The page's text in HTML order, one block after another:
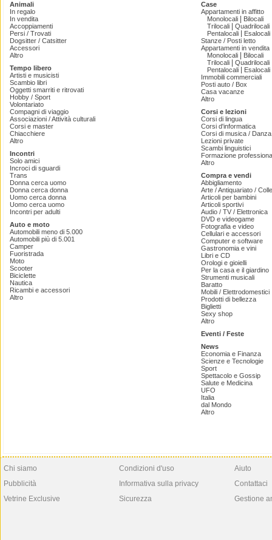
Animali
In regalo
In vendita
Accoppiamenti
Persi / Trovati
Dogsitter / Catsitter
Accessori
Altro
Tempo libero
Artisti e musicisti
Scambio libri
Oggetti smarriti e ritrovati
Hobby / Sport
Volontariato
Compagni di viaggio
Associazioni / Attività culturali
Corsi e master
Chiacchiere
Altro
Incontri
Solo amici
Incroci di sguardi
Trans
Donna cerca uomo
Donna cerca donna
Uomo cerca donna
Uomo cerca uomo
Incontri per adulti
Auto e moto
Automobili meno di 5.000
Automobili più di 5.001
Camper
Fuoristrada
Moto
Scooter
Biciclette
Nautica
Ricambi e accessori
Altro
Case
Appartamenti in affitto
Monolocali
Bilocali
Trilocali
Quadrilocali
Pentalocali
Esalocali
Stanze / Posti letto
Appartamenti in vendita
Monolocali
Bilocali
Trilocali
Quadrilocali
Pentalocali
Esalocali
Immobili commerciali
Posti auto / Box
Casa vacanze
Altro
Corsi e lezioni
Corsi di lingua
Corsi d'informatica
Corsi di musica /
Lezioni private
Scambi linguistici
Formazione
Altro
Compra e vendi
Abbigliamento
Arte / Antiquariato /
Articoli per bambini
Articoli sportivi
Audio / TV / Elettronica
DVD e videogame
Fotografia e video
Cellulari e accessori
Computer e software
Gastronomia e vini
Libri e CD
Orologi e gioielli
Per la casa e il giardino
Strumenti musicali
Baratto
Mobili / Elettrodomestici
Prodotti di bellezza
Biglietti
Sexy shop
Altro
Eventi / Feste
News
Economia e Finanza
Scienze e Tecnologie
Sport
Spettacolo e Gossip
Salute e Medicina
UFO
Italia
dal Mondo
Altro
Chi siamo
Pubblicità
Vetrine Exclusive
Condizioni d'uso
Informativa sulla privacy
Sicurezza
Aiuto
Contattaci
Gestione